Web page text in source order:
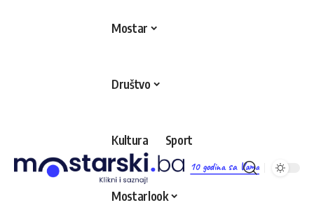
10 godina sa Vama
Mostar
Društvo
Kultura Sport
Mostarlook